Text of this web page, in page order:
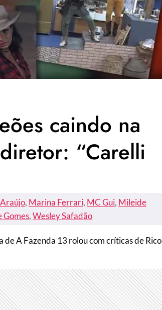
caindo na
“Carelli
, Marina Ferrari, MC Gui, Mileide
Gomes, Wesley Safadão
A Fazenda 13 rolou com críticas de Rico